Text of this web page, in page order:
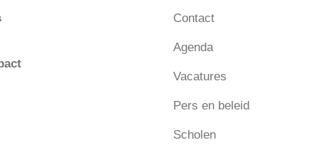
Contact
Agenda
Vacatures
Pers en beleid
Scholen